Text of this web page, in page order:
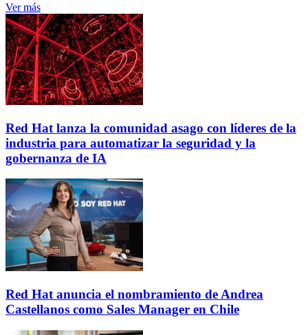
Ver más
Red Hat lanza la comunidad asago con líderes de la
industria para automatizar la seguridad y la
gobernanza de IA
Red Hat anuncia el nombramiento de Andrea
Castellanos como Sales Manager en Chile